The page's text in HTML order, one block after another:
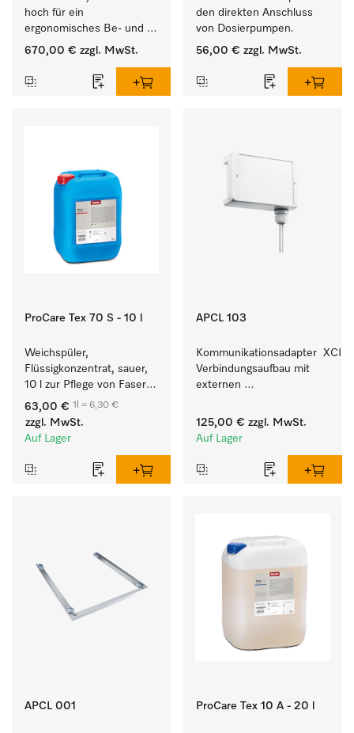
hoch für ein
ergonomisches Be- und
Entladen von
Trockner.
670,00 € zzgl. MwSt.
den direkten Anschluss
von Dosierpumpen.
56,00 € zzgl. MwSt.
ProCare Tex 70 S - 10 l
Weichspüler,
Flüssigkonzentrat, sauer,
10 l zur Pflege von Fasern
für eine langfristige
Geschmeidigkeit der
Textilien.
63,00 € 1l = 6,30 €
zzgl. MwSt.
Auf Lager
APCL 103
Kommunikationsadapter  XCI
Verbindungsaufbau mit
externen
125,00 € zzgl. MwSt.
Auf Lager
APCL 001 ProCare Tex 10 A - 20 l